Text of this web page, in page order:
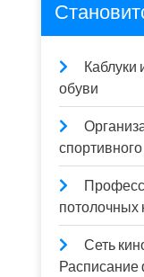
Каблуки
обуви
потолочных
Сеть
Расписание